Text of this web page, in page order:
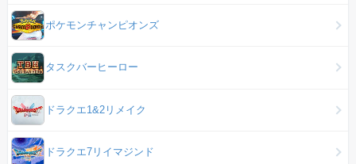
ポケモンチャンピオンズ
タスクバーヒーロー
ドラクエ1&2リメイク
ドラクエ7リイマジンド